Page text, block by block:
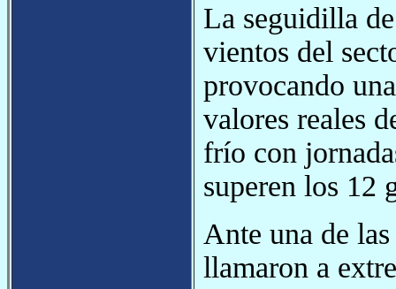
La seguidilla
vientos del
provocando
valores reales
frío con
superen los 12
Ante una de
llamaron a